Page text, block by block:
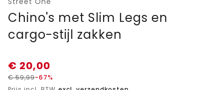
Chino's met Slim Legs en
cargo-stijl zakken
€ 20,00
€59,99-67%